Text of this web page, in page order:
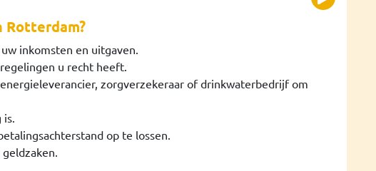
inkomsten en uitgaven.
u recht heeft.
zorgverzekeraar of drinkwaterbedrijf om
op te lossen.